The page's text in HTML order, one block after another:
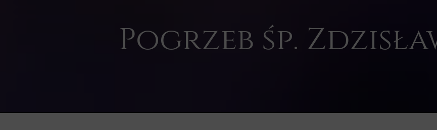
Pogrzeb śp.